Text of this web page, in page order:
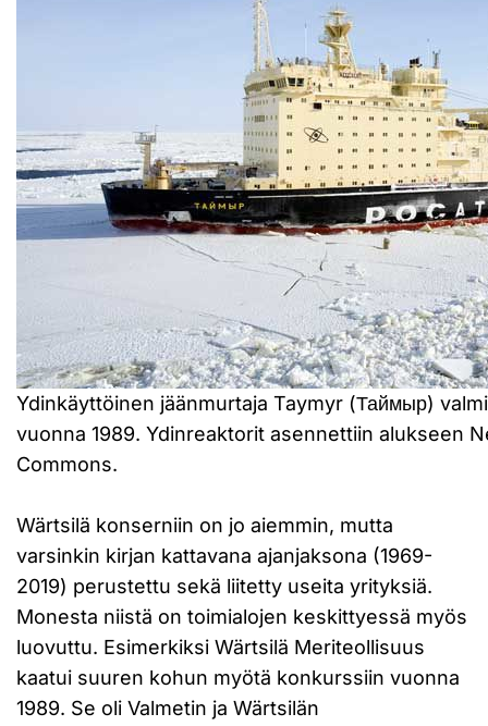
Ydinkäyttöinen jäänmurtaja Taymyr (Таймыр)
vuonna 1989. Ydinreaktorit asennettiin alukseen
Commons.
Wärtsilä konserniin on jo aiemmin, mutta
varsinkin kirjan kattavana ajanjaksona (1969-
2019) perustettu sekä liitetty useita yrityksiä.
Monesta niistä on toimialojen keskittyessä myös
luovuttu. Esimerkiksi Wärtsilä Meriteollisuus
kaatui suuren kohun myötä konkurssiin vuonna
1989. Se oli Valmetin ja Wärtsilän